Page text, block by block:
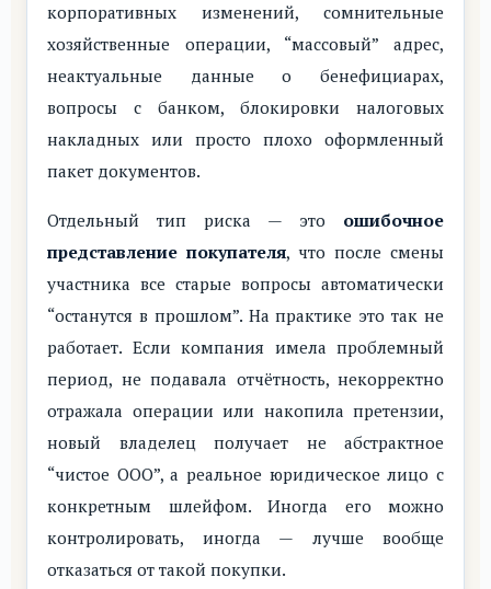
корпоративных изменений, сомнительные
хозяйственные операции, “массовый” адрес,
неактуальные данные о бенефициарах,
вопросы с банком, блокировки налоговых
накладных или просто плохо оформленный
пакет документов.
Отдельный тип риска — это ошибочное
представление покупателя, что после смены
участника все старые вопросы автоматически
“останутся в прошлом”. На практике это так не
работает. Если компания имела проблемный
период, не подавала отчётность, некорректно
отражала операции или накопила претензии,
новый владелец получает не абстрактное
“чистое ООО”, а реальное юридическое лицо с
конкретным шлейфом. Иногда его можно
контролировать, иногда — лучше вообще
отказаться от такой покупки.